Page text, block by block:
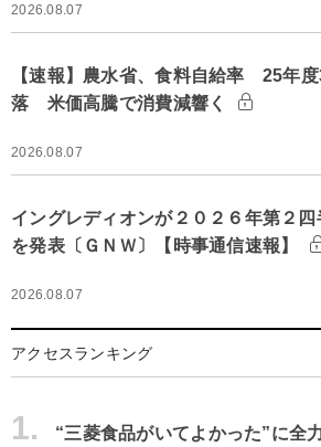
2026.08.07
【速報】農水省、食料自給率 25年
落 米価高騰で消費減響く
2026.08.07
イングレディオンが２０２６年第２四
を発表〔ＧＮＷ〕【時事通信速報】
2026.08.07
アクセスランキング
1.
“三菱食品がいてよかった”に